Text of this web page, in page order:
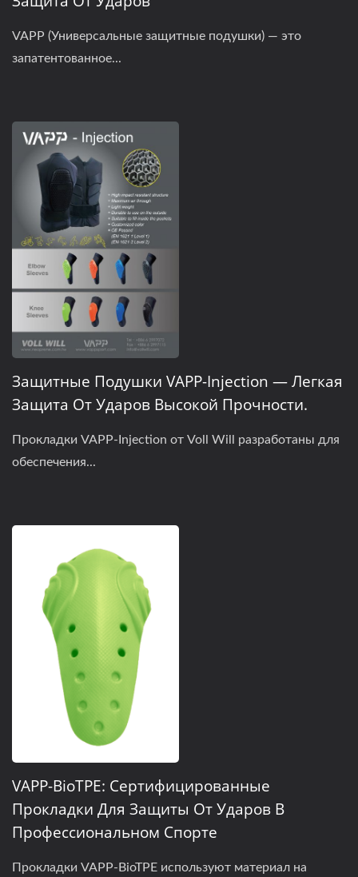
VAPP (Универсальные защитные подушки) — это
запатентованное...
Защитные Подушки VAPP-Injection — Легкая
Защита От Ударов Высокой Прочности.
Прокладки VAPP-Injection от Voll Will разработаны для
обеспечения...
VAPP-BioTPE: Сертифицированные
Прокладки Для Защиты От Ударов В
Профессиональном Спорте
Прокладки VAPP-BioTPE используют материал на